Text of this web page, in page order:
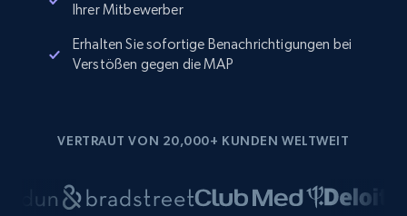
Ihrer Mitbewerber
Erhalten Sie sofortige Benachrichtigungen bei
Verstößen gegen die MAP
VERTRAUT VON 20,000+ KUNDEN WELTWEIT